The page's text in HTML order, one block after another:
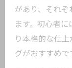
があり、それぞ
ます。初心者
り本格的な仕
グがおすすめで